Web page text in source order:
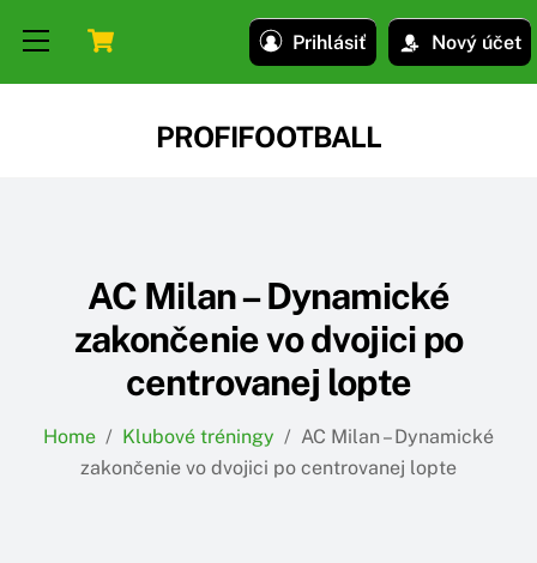
Prihlásiť Nový účet
Menu
PROFIFOOTBALL
AC Milan – Dynamické
zakončenie vo dvojici po
centrovanej lopte
Home / Klubové tréningy / AC Milan – Dynamické
zakončenie vo dvojici po centrovanej lopte